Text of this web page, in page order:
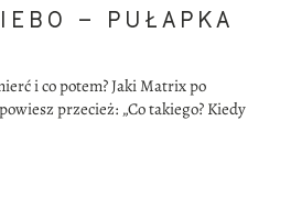
– PUŁAPKA
i co potem? Jaki Matrix po
przecież: „Co takiego? Kiedy